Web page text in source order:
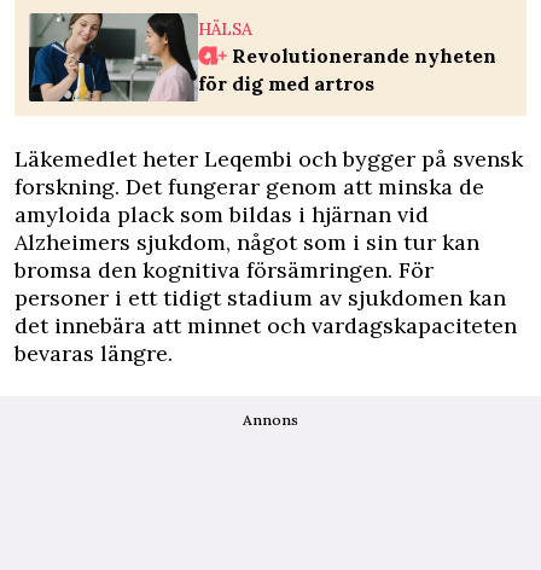
HÄLSA
Revolutionerande nyheten
för dig med artros
Läkemedlet heter Leqembi och bygger på svensk
forskning. Det fungerar genom att minska de
amyloida plack som bildas i hjärnan vid
Alzheimers sjukdom, något som i sin tur kan
bromsa den kognitiva försämringen. För
personer i ett tidigt stadium av sjukdomen kan
det innebära att minnet och vardagskapaciteten
bevaras längre.
Annons